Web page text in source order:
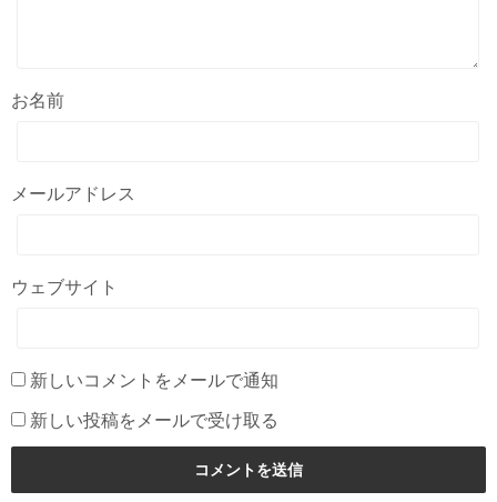
お名前
メールアドレス
ウェブサイト
新しいコメントをメールで通知
新しい投稿をメールで受け取る